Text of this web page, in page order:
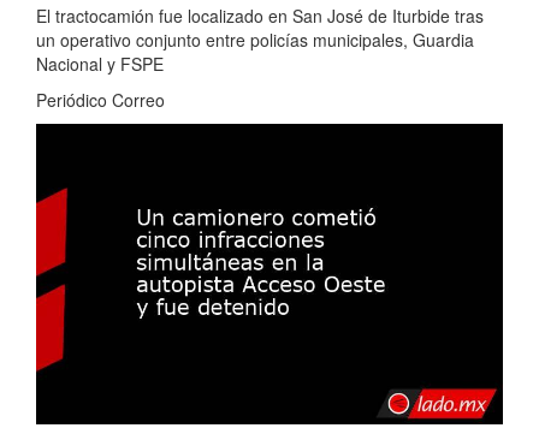
El tractocamión fue localizado en San José de Iturbide tras
un operativo conjunto entre policías municipales, Guardia
Nacional y FSPE
Periódico Correo